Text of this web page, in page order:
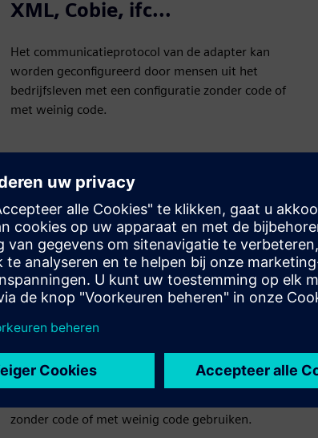
XML, Cobie, ifc...
Het communicatieprotocol van de adapter kan
worden geconfigureerd door mensen uit het
bedrijfsleven met een configuratie zonder code of
met weinig code.
Mapper voor deelnemer en
GTO
De mapper maakt het mogelijk om attributen van
deelnemer naar GTO in kaart te brengen. Het
ondersteunt één-op-veel-relaties,
gegevensharmonisatie zoals het verwerken van
ondersteunt ook kwaliteitsregels om de gegevens te
valideren. Het kan worden geconfigureerd door
zonder code of met weinig code gebruiken.